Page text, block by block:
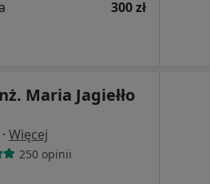
300 zł
Maria Jagiełło
· Więcej
250 opinii